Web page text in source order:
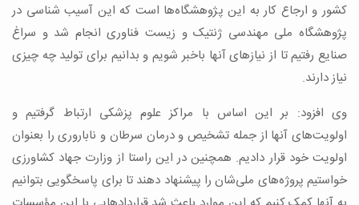
کشور و ارجاع کار به این پژوهشگاه‌ها است که این آسیب شناسی در
پژوهشگاه ملی مهندسی ژنتیک و زیست فناوری انجام شد و سراغ
صنایع رفتیم تا از نیازهای آنها باخبر شویم و بدانیم برای تولید چه چیزی
نیاز دارند.
وی افزود: بر این اساس با مراکز علوم پزشکی ارتباط گرفتیم و
اولویت‌های آنها از جمله تشخیص و درمان سرطان و ناباروری را بعنوان
اولویت خود قرار دادیم. همچنین در این راستا از وزارت جهاد کشاورزی
خواستیم پروژه‌های ملی‌شان را پیشنهاد دهند تا برای پاسخگویی بتوانیم